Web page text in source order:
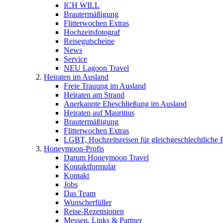
ICH WILL
Brautermäßigung
Flitterwochen Extras
Hochzeitsfotograf
Reisegutscheine
News
Service
NEU Lagoon Travel
Heiraten im Ausland
Freie Trauung im Ausland
Heiraten am Strand
Anerkannte Eheschließung im Ausland
Heiraten auf Mauritius
Brautermäßigung
Flitterwochen Extras
LGBT, Hochzeitsreisen für gleichgeschlechtliche
Honeymoon-Profis
Darum Honeymoon Travel
Kontaktformular
Kontakt
Jobs
Das Team
Wunscherfüller
Reise-Rezensionen
Messen, Links & Partner